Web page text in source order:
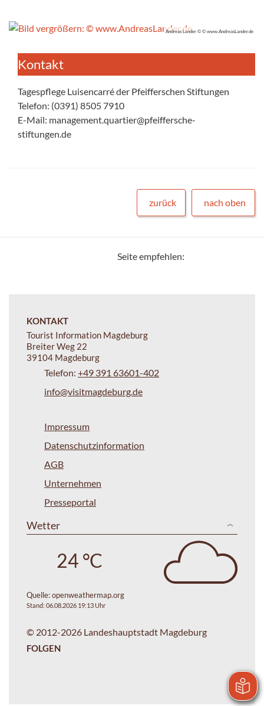
Andreas Lander © © www.AndreasLander.de
Kontakt
Tagespflege Luisencarré der Pfeifferschen Stiftungen
Telefon: (0391) 8505 7910
E-Mail: management.quartier@pfeiffersche-
stiftungen.de
zurück nach oben
Seite empfehlen:
KONTAKT
Tourist Information Magdeburg
Breiter Weg 22
39104 Magdeburg
Telefon: +49 391 63601-402
info@visitmagdeburg.de
Impressum
Datenschutzinformation
AGB
Unternehmen
Presseportal
Wetter
24 °C
Quelle:openweathermap.org
Stand: 06.08.2026 19:13 Uhr
© 2012-2026 Landeshauptstadt Magdeburg
FOLGEN